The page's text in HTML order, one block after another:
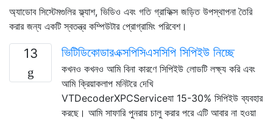
অ্যাডোব সিস্টেমগুলির ফ্ল্যাশ, ভিডিও এবং গতি গ্রাফিক্স জড়িত উপস্থাপনা তৈরি
করার জন্য একটি স্বতন্ত্র কম্পিউটার প্রোগ্রামিং পরিবেশ।
13 ভিটিডিকোডারএক্সপিসিএসসিপি সিপিইউ নিচ্ছে
কখনও কখনও আমি বিনা কারণে সিপিইউ লোডটি লক্ষ্য করি এবং
আমি ক্রিয়াকলাপ মনিটরে দেখি
VTDecoderXPCServiceযা 15-30% সিপিইউ ব্যবহার
করছে। আমি সাফারি পুনরায় চালু করার পরে এটি আবার না হওয়া